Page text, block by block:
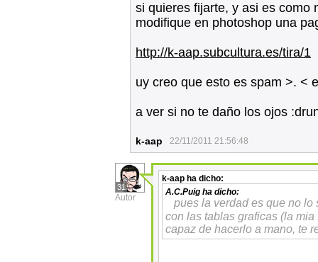
si quieres fijarte, y asi es como
modifique en photoshop una
http://k-aap.subcultura.es/tira/1
uy creo que esto es spam >. <
a ver si no te daño los ojos
k-aap 22/11/2011 21:56:48
31
Autor
k-aap ha dicho:
A.C.Puig ha dicho:
pues la verdad es que no lo
con las tablas graficas (la
capaz de hacerlo a mano, te